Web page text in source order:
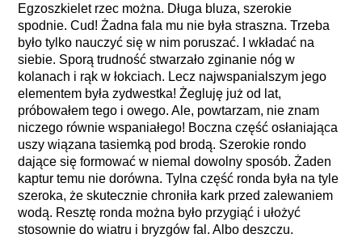
Egzoszkielet rzec można. Długa bluza, szerokie
spodnie. Cud! Żadna fala mu nie była straszna. Trzeba
było tylko nauczyć się w nim poruszać. I wkładać na
siebie. Sporą trudność stwarzało zginanie nóg w
kolanach i rąk w łokciach. Lecz najwspanialszym jego
elementem była zydwestka! Żegluję już od lat,
próbowałem tego i owego. Ale, powtarzam, nie znam
niczego równie wspaniałego! Boczna część osłaniająca
uszy wiązana tasiemką pod brodą. Szerokie rondo
dające się formować w niemal dowolny sposób. Żaden
kaptur temu nie dorówna. Tylna część ronda była na tyle
szeroka, że skutecznie chroniła kark przed zalewaniem
wodą. Resztę ronda można było przygiąć i ułożyć
stosownie do wiatru i bryzgów fal. Albo deszczu.